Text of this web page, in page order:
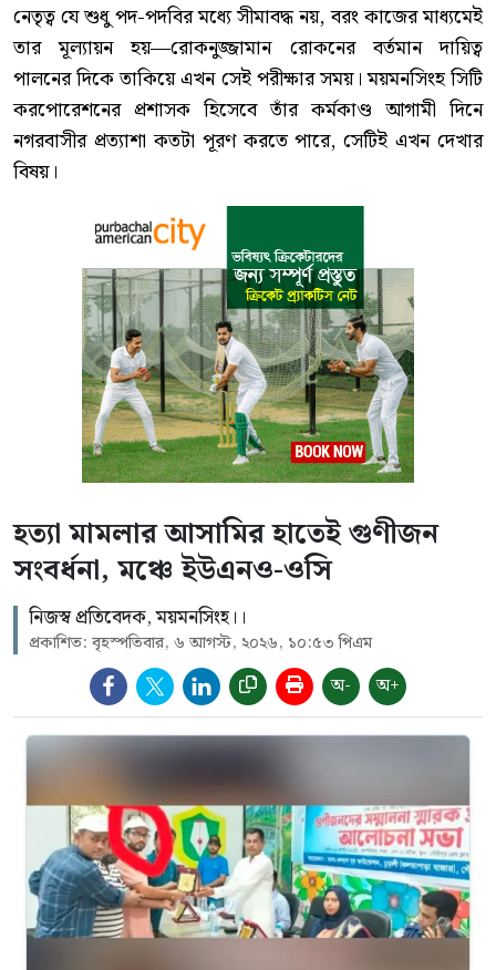
নেতৃত্ব যে শুধু পদ-পদবির মধ্যে সীমাবদ্ধ নয়, বরং কাজের মাধ্যমেই
তার মূল্যায়ন হয়—রোকনুজ্জামান রোকনের বর্তমান দায়িত্ব
পালনের দিকে তাকিয়ে এখন সেই পরীক্ষার সময়। ময়মনসিংহ সিটি
করপোরেশনের প্রশাসক হিসেবে তাঁর কর্মকাণ্ড আগামী দিনে
নগরবাসীর প্রত্যাশা কতটা পূরণ করতে পারে, সেটিই এখন দেখার
বিষয়।
হত্যা মামলার আসামির হাতেই গুণীজন
সংবর্ধনা, মঞ্চে ইউএনও-ওসি
নিজস্ব প্রতিবেদক, ময়মনসিংহ।।
প্রকাশিত: বৃহস্পতিবার, ৬ আগস্ট, ২০২৬, ১০:৫৩ পিএম
অ- অ+